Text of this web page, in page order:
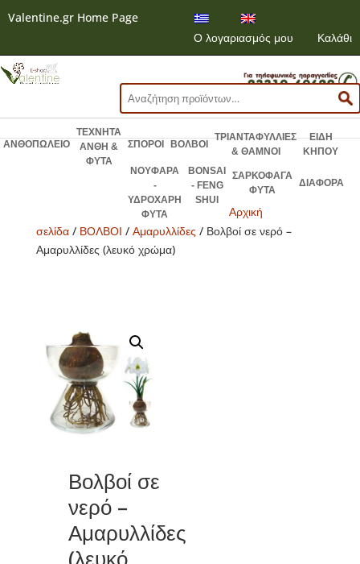
Valentine.gr Home Page
Ο λογαριασμός μου
Καλάθι
Αναζήτηση
για:
ΑΝΘΟΠΩΛΕΙΟ
ΤΕΧΝΗΤΑ
ΑΝΘΗ &
ΦΥΤΑ
ΣΠΟΡΟΙ ΒΟΛΒΟΙ
ΤΡΙΑΝΤΑΦΥΛΛΙΕΣ
& ΘΑΜΝΟΙ
ΕΙΔΗ
ΚΗΠΟΥ
ΝΟΥΦΑΡΑ
-
ΥΔΡΟΧΑΡΗ
ΦΥΤΑ
BONSAI
- FENG
SHUI
ΣΑΡΚΟΦΑΓΑ
ΦΥΤΑ
ΔΙΑΦΟΡΑ
Αρχική
σελίδα/ ΒΟΛΒΟΙ / Αμαρυλλίδες / Βολβοί σε νερό –
Αμαρυλλίδες (λευκό χρώμα)
Βολβοί σε
νερό –
Αμαρυλλίδες